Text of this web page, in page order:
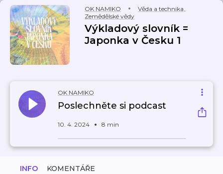
OK NAMIKO Věda a technika,
Zemědělské vědy
Výkladový slovník =
Japonka v Česku 1
OK NAMIKO
Poslechněte si podcast
10. 4. 2024 8 min
INFO KOMENTÁŘE